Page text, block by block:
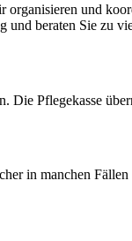
und
beraten Sie zu
Pflegekasse
in manchen